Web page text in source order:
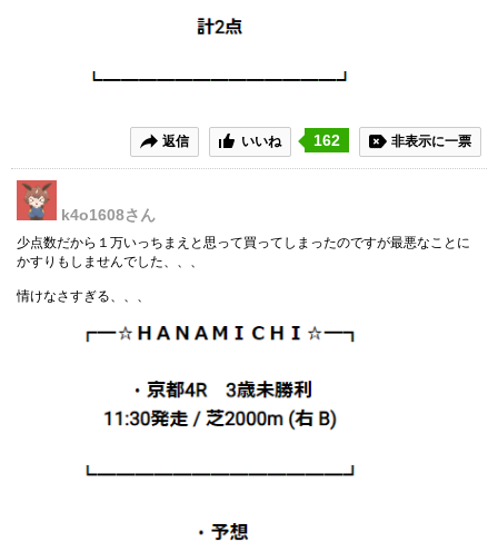
返信 いいね 162 非表示に一票
k4o1608さん
少点数だから１万いっちまえと思って買ってしまったのですが最悪なことに
かすりもしませんでした、、、
情けなさすぎる、、、